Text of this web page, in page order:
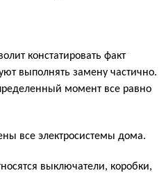
констатировать факт
выполнять замену частично.
момент все равно
все электросистемы дома.
выключатели, коробки,